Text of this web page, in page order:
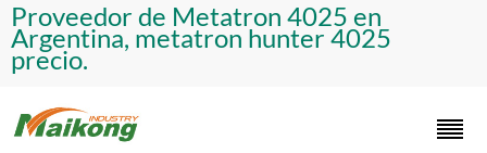
Proveedor de Metatron 4025 en
Argentina, metatron hunter 4025
precio.